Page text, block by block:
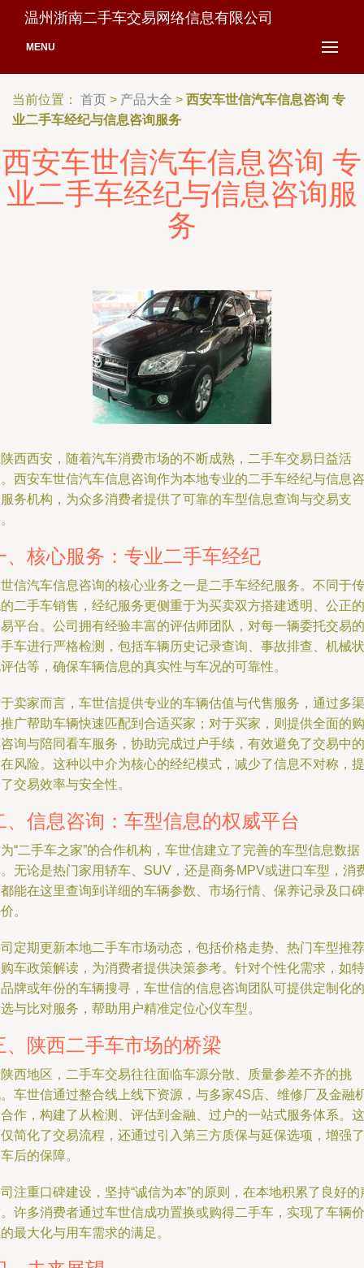
温州浙南二手车交易网络信息有限公司
MENU
当前位置： 首页 > 产品大全 > 西安车世信汽车信息咨询 专
业二手车经纪与信息咨询服务
西安车世信汽车信息咨询 专
业二手车经纪与信息咨询服
务
西西安，随着汽车消费市场的不断成熟，二手车交易日益活
西安车世信汽车信息咨询作为本地专业的二手车经纪与信息咨
务机构，为众多消费者提供了可靠的车型信息查询与交易支
、核心服务：专业二手车经纪
信汽车信息咨询的核心业务之一是二手车经纪服务。不同于传
二手车销售，经纪服务更侧重于为买卖双方搭建透明、公正的
平台。公司拥有经验丰富的评估师团队，对每一辆委托交易的
车进行严格检测，包括车辆历史记录查询、事故排查、机械状
估等，确保车辆信息的真实性与车况的可靠性。
卖家而言，车世信提供专业的车辆估值与代售服务，通过多渠
广帮助车辆快速匹配到合适买家；对于买家，则提供全面的购
询与陪同看车服务，协助完成过户手续，有效避免了交易中的
风险。这种以中介为核心的经纪模式，减少了信息不对称，提
交易效率与安全性。
、信息咨询：车型信息的权威平台
“二手车之家”的合作机构，车世信建立了完善的车型信息数据
无论是热门家用轿车、SUV，还是商务MPV或进口车型，消
能在这里查询到详细的车辆参数、市场行情、保养记录及口碑
。
定期更新本地二手车市场动态，包括价格走势、热门车型推荐
车政策解读，为消费者提供决策参考。针对个性化需求，如特
牌或年份的车辆搜寻，车世信的信息咨询团队可提供定制化的
与比对服务，帮助用户精准定位心仪车型。
、陕西二手车市场的桥梁
西地区，二手车交易往往面临车源分散、质量参差不齐的挑
车世信通过整合线上线下资源，与多家4S店、维修厂及金融
作，构建了从检测、评估到金融、过户的一站式服务体系。这
简化了交易流程，还通过引入第三方质保与延保选项，增强了
后的保障。
注重口碑建设，坚持“诚信为本”的原则，在本地积累了良好的
许多消费者通过车世信成功置换或购得二手车，实现了车辆价
最大化与用车需求的满足。